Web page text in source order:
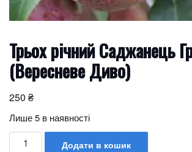
Трьох річний Саджанець
(Вересневе Диво)
250 ₴
Лише 5 в наявності
Додати в кошик